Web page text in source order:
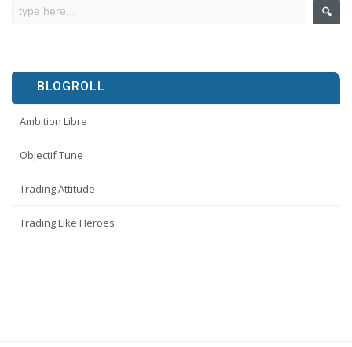
BLOGROLL
Ambition Libre
Objectif Tune
Trading Attitude
Trading Like Heroes